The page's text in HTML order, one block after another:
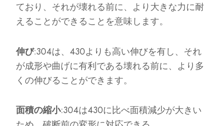
ており、それが壊れる前に、より大きな力に耐
えることができることを意味します。
伸び:304は、430よりも高い伸びを有し、それ
が成形や曲げに有利である壊れる前に、より多
くの伸びることができます。
面積の縮小:304は430に比べ面積減少が大きい